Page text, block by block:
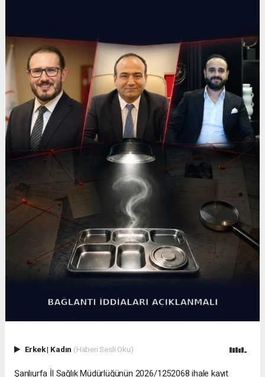
Erkek| Kadın (Haberi Sesli Oku)
Şanlıurfa İl Sağlık Müdürlüğünün 2026/1252068 ihale kayıt